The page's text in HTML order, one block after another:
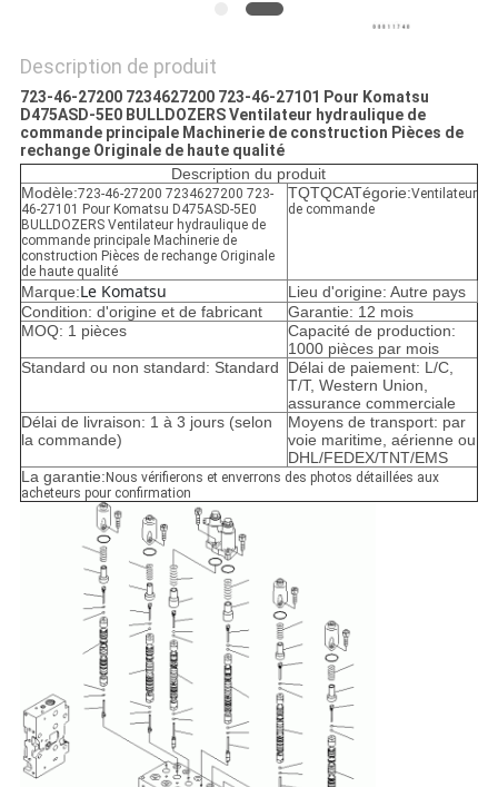
CONFIDENTIALITÉ
Description de produit
723-46-27200 7234627200 723-46-27101 Pour Komatsu
D475ASD-5E0 BULLDOZERS Ventilateur hydraulique de
commande principale Machinerie de construction Pièces de
rechange Originale de haute qualité
Description du produit
Modèle:723-46-27200 7234627200 723-
46-27101 Pour Komatsu D475ASD-5E0
BULLDOZERS Ventilateur hydraulique de
commande principale Machinerie de
construction Pièces de rechange Originale
de haute qualité
TQTQCATégorie:Ventilateur
de commande
Marque:Le Komatsu
Lieu d'origine: Autre pays
Condition: d'origine et de fabricant
Garantie: 12 mois
MOQ: 1 pièces
Capacité de production:
1000 pièces par mois
Standard ou non standard: Standard
Délai de paiement: L/C,
T/T, Western Union,
assurance commerciale
Délai de livraison: 1 à 3 jours (selon
la commande)
Moyens de transport: par
voie maritime, aérienne ou
DHL/FEDEX/TNT/EMS
La garantie: Nous vérifierons et enverrons des photos détaillées aux
acheteurs pour confirmation